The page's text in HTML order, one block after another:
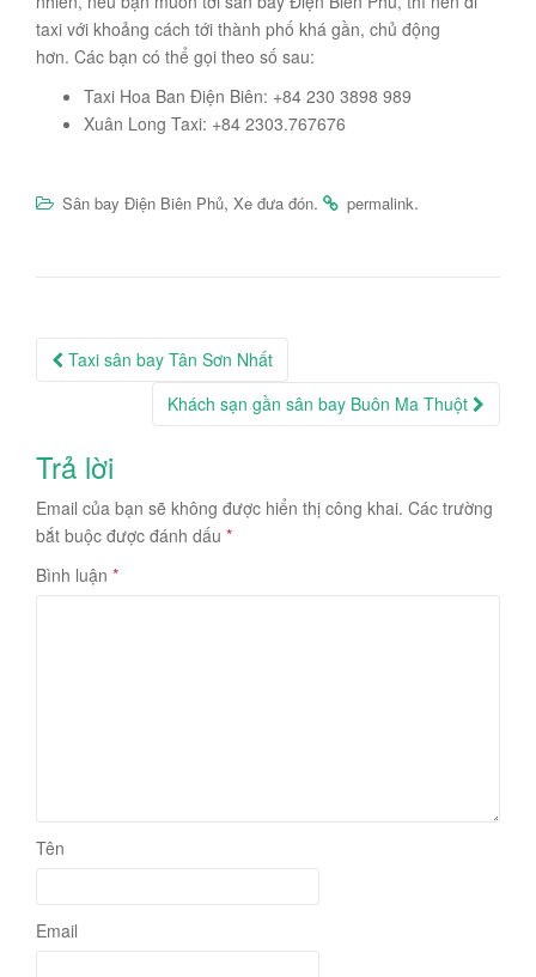
taxi với khoảng cách tới thành phố khá gần, chủ động
hơn. Các bạn có thể gọi theo số sau:
Taxi Hoa Ban Điện Biên: +84 230 3898 989
Xuân Long Taxi: +84 2303.767676
Sân bay Điện Biên Phủ, Xe đưa đón. permalink.
Post
navigation
Taxi sân bay Tân Sơn Nhất
Khách sạn gần sân bay Buôn Ma Thuột
Trả lời
Email của bạn sẽ không được hiển thị công khai. Các trường
bắt buộc được đánh dấu *
Bình luận *
Tên
Email